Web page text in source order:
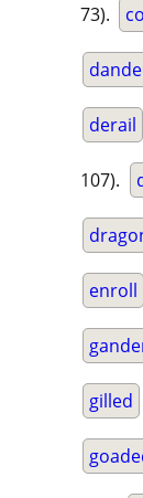
73).
derail
107).
enroll
gilled